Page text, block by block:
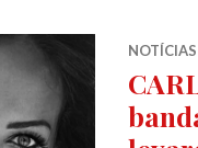
NOTÍCIAS